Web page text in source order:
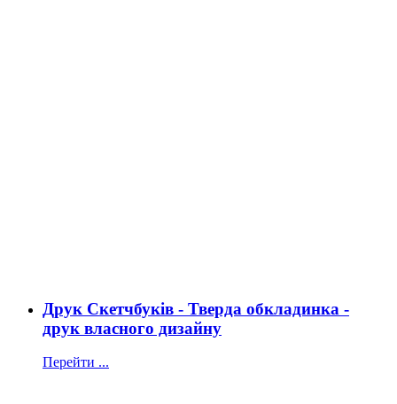
Друк Скетчбуків - Тверда обкладинка -
друк власного дизайну
Перейти ...